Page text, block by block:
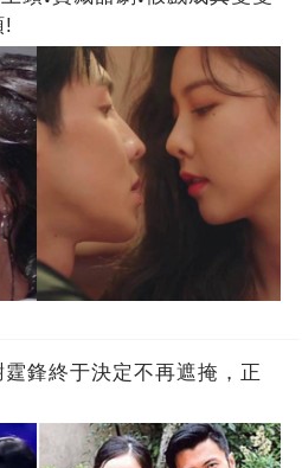
!
鋒終于決定不再遮掩，正